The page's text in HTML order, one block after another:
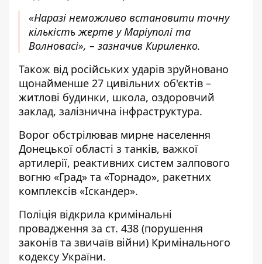
«Наразі неможливо встановити точну
кількість жертв у Маріуполі та
Волновасі», – зазначив Кириленко.
Також від російських ударів зруйновано
щонайменше 27 цивільних об'єктів –
житлові будинки, школа, оздоровчий
заклад, залізнична інфраструктура.
Ворог обстрілював мирне населення
Донецької області з танків, важкої
артилерії, реактивних систем залпового
вогню «Град» та «Торнадо», ракетних
комплексів «Іскандер».
Поліція відкрила кримінальні
провадження за ст. 438 (порушення
законів та звичаїв війни) Кримінального
кодексу України.